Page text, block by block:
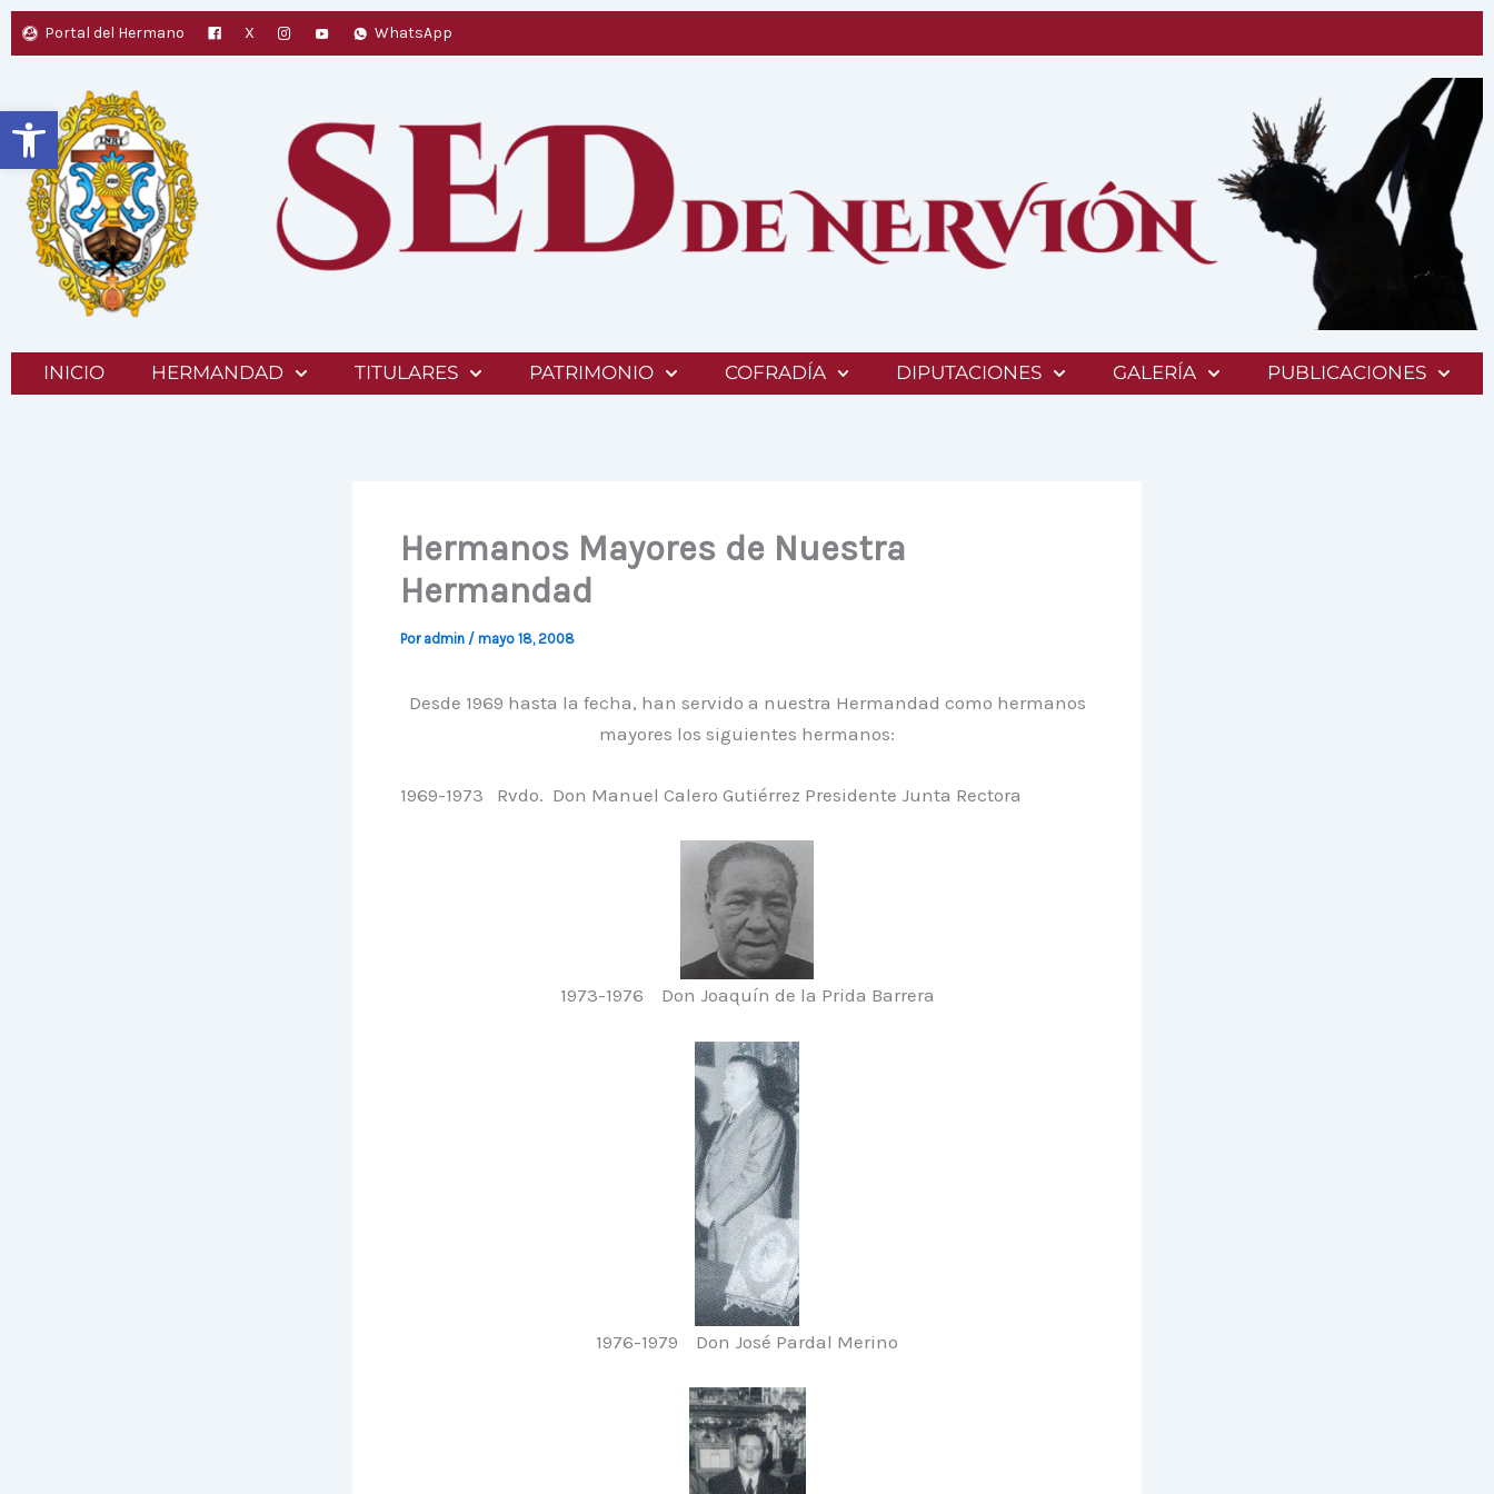
Abrir barra de herramientas
Portal del Hermano X WhatsApp
INICIO HERMANDAD TITULARES PATRIMONIO COFRADÍA DIPUTACIONES GALERÍA PUBLICACIONES
Hermanos Mayores de Nuestra
Hermandad
Por admin / mayo 18, 2008
Desde 1969 hasta la fecha, han servido a nuestra Hermandad como hermanos
mayores los siguientes hermanos:
1969-1973 Rvdo. Don Manuel Calero Gutiérrez Presidente Junta Rectora
1973-1976 Don Joaquín de la Prida Barrera
1976-1979 Don José Pardal Merino